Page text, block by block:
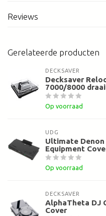
Reviews
Gerelateerde producten
DECKSAVER
Decksaver
7000/8000
Op voorraad
UDG
Ultimate Denon
Equipment
Op voorraad
DECKSAVER
AlphaTheta DJ
Cover